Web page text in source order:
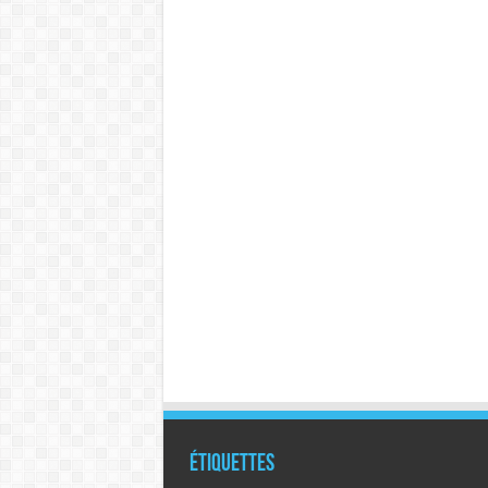
Étiquettes